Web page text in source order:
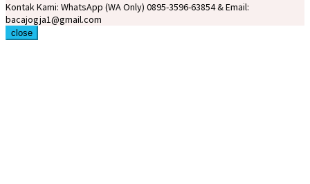
Kontak Kami: WhatsApp (WA Only) 0895-3596-63854 & Email:
bacajogja1@gmail.com
close